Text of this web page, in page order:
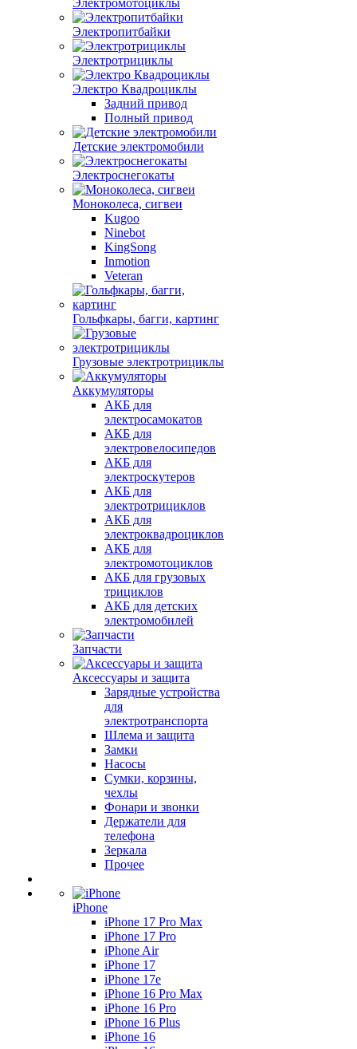
Электромотоциклы
Электропитбайки
Электротрициклы
Электро Квадроциклы
Задний привод
Полный привод
Детские электромобили
Электроснегокаты
Моноколеса, сигвеи
Kugoo
Ninebot
KingSong
Inmotion
Veteran
Гольфкары, багги, картинг
Грузовые электротрициклы
Аккумуляторы
АКБ для
электросамокатов
АКБ для
электровелосипедов
АКБ для
электроскутеров
АКБ для
электротрициклов
АКБ для
электроквадроциклов
АКБ для
электромотоциклов
АКБ для грузовых
трициклов
АКБ для детских
электромобилей
Запчасти
Аксессуары и защита
Зарядные устройства
для
электротранспорта
Шлема и защита
Замки
Насосы
Сумки, корзины,
чехлы
Фонари и звонки
Держатели для
телефона
Зеркала
Прочее
iPhone
iPhone 17 Pro Max
iPhone 17 Pro
iPhone Air
iPhone 17
iPhone 17e
iPhone 16 Pro Max
iPhone 16 Pro
iPhone 16 Plus
iPhone 16